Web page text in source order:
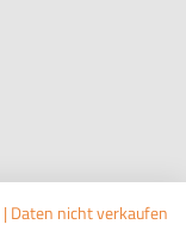
|Daten nicht verkaufen